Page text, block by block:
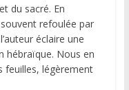
du sacré. En
refoulée par
éclaire une
hébraïque. Nous en
feuilles, légèrement